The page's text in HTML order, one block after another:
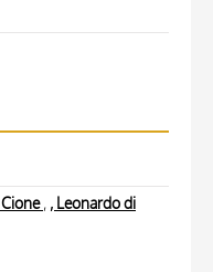
, , Leonardo di